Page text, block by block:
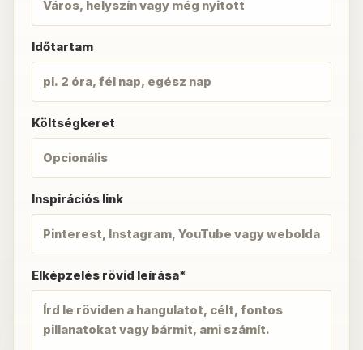
Időtartam
Költségkeret
Inspirációs link
Elképzelés rövid leírása*